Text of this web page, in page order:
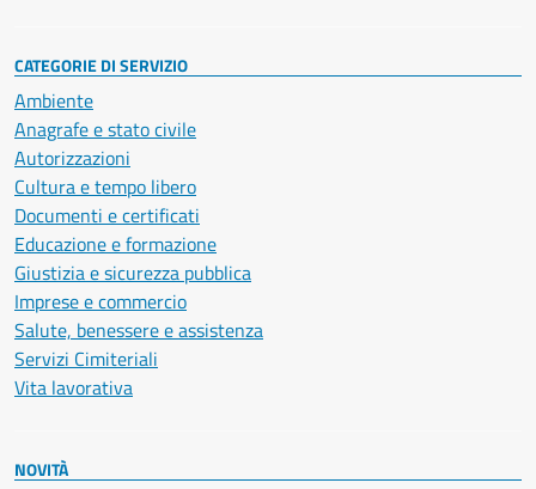
CATEGORIE DI SERVIZIO
Ambiente
Anagrafe e stato civile
Autorizzazioni
Cultura e tempo libero
Documenti e certificati
Educazione e formazione
Giustizia e sicurezza pubblica
Imprese e commercio
Salute, benessere e assistenza
Servizi Cimiteriali
Vita lavorativa
NOVITÀ